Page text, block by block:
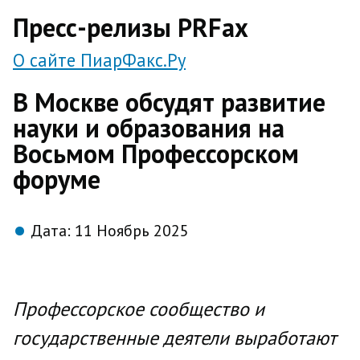
Пресс-релизы PRFax
О сайте ПиарФакс.Ру
В Москве обсудят развитие
науки и образования на
Восьмом Профессорском
форуме
Дата: 11 Ноябрь 2025
Профессорское сообщество и
государственные деятели выработают